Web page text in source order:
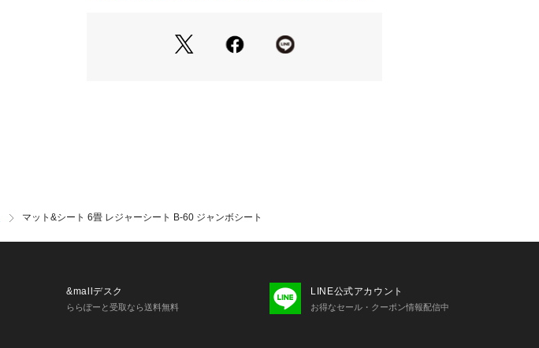
す 女性 outdoor0315 お家キャンプ 庭バーベキュー ベ
ランダバーベキュー ベランピング ヴィクトリア ビクト
マット&シート 6畳 レジャーシート B-60 ジャンボシート
&mallデスク
ららぽーと受取なら送料無料
LINE公式アカウント
お得なセール・クーポン情報配信中